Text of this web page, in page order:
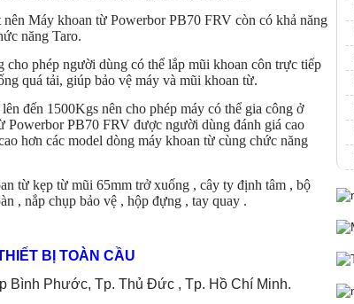
Máy khoan từ Powerbor PB70 FRV còn có khả năng
năng Taro.
phép người dùng có thể lắp mũi khoan côn trực tiếp
quá tải, giúp bảo vệ máy và mũi khoan từ.
đến 1500Kgs nên cho phép máy có thể gia công ở
PB70 FRV được người dùng đánh giá cao
hơn các model dòng máy khoan từ cùng chức năng
từ kẹp từ mũi 65mm trở xuống , cây ty định tâm , bộ
, nắp chụp bảo vệ , hộp đựng , tay quay .
BỊ TOÀN CẦU
Phước, Tp. Thủ Đức , Tp. Hồ Chí Minh.